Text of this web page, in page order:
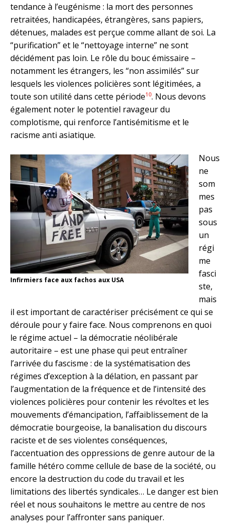
tendance à l’eugénisme : la mort des personnes
retraitées, handicapées, étrangères, sans papiers,
détenues, malades est perçue comme allant de soi. La
“purification” et le “nettoyage interne” ne sont
décidément pas loin. Le rôle du bouc émissaire –
notamment les étrangers, les “non assimilés” sur
lesquels les violences policières sont légitimées, a
toute son utilité dans cette période10. Nous devons
également noter le potentiel ravageur du
complotisme, qui renforce l’antisémitisme et le
racisme anti asiatique.
Infirmiers face aux fachos aux USA
Nous
ne
som
mes
pas
sous
un
régi
me
fasci
ste,
mais
il est important de caractériser précisément ce qui se
déroule pour y faire face. Nous comprenons en quoi
le régime actuel – la démocratie néolibérale
autoritaire – est une phase qui peut entraîner
l’arrivée du fascisme : de la systématisation des
régimes d’exception à la délation, en passant par
l’augmentation de la fréquence et de l’intensité des
violences policières pour contenir les révoltes et les
mouvements d’émancipation, l’affaiblissement de la
démocratie bourgeoise, la banalisation du discours
raciste et de ses violentes conséquences,
l’accentuation des oppressions de genre autour de la
famille hétéro comme cellule de base de la société, ou
encore la destruction du code du travail et les
limitations des libertés syndicales… Le danger est bien
réel et nous souhaitons le mettre au centre de nos
analyses pour l’affronter sans paniquer.